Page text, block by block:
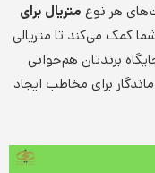
هر نوع متریال برای
کمک می‌کند تا متریالی
برندتان هم‌خوانی
برای مخاطب ایجاد